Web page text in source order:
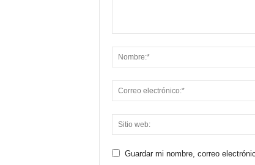
Guardar mi nombre, correo